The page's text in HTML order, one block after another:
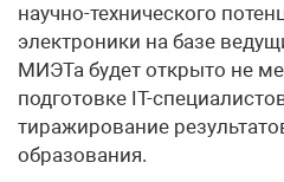
научно-технического
электроники на базе
МИЭТа будет открыто не
подготовке IT-
тиражирование
образования.